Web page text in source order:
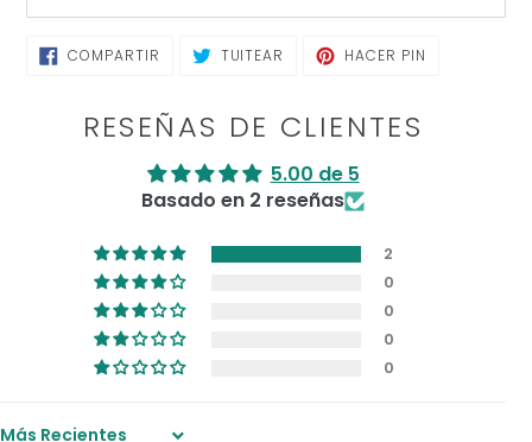
COMPARTIR COMPARTIRTUITEAR TUITEARHACER PIN
RESEÑAS DE CLIENTES
5.00 de 5
Basado en 2 reseñas
2
0
0
0
0